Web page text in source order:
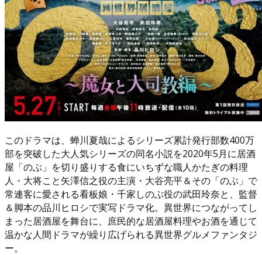
このドラマは、蝉川夏哉によるシリーズ累計発行部数400万
部を突破した大人気シリーズの同名小説を2020年5月に居酒
屋「のぶ」を切り盛りする食にいちずな職人かたぎの料理
人・大将こと矢澤信之役の主演・大谷亮平＆その「のぶ」で
常連客に愛される看板娘・千家しのぶ役の武田玲奈と、監督
＆脚本の品川ヒロシで実写ドラマ化。異世界につながってし
まった居酒屋を舞台に、庶民的な居酒屋料理やお酒を通じて
温かな人間ドラマが繰り広げられる異世界グルメファンタジ
ー。